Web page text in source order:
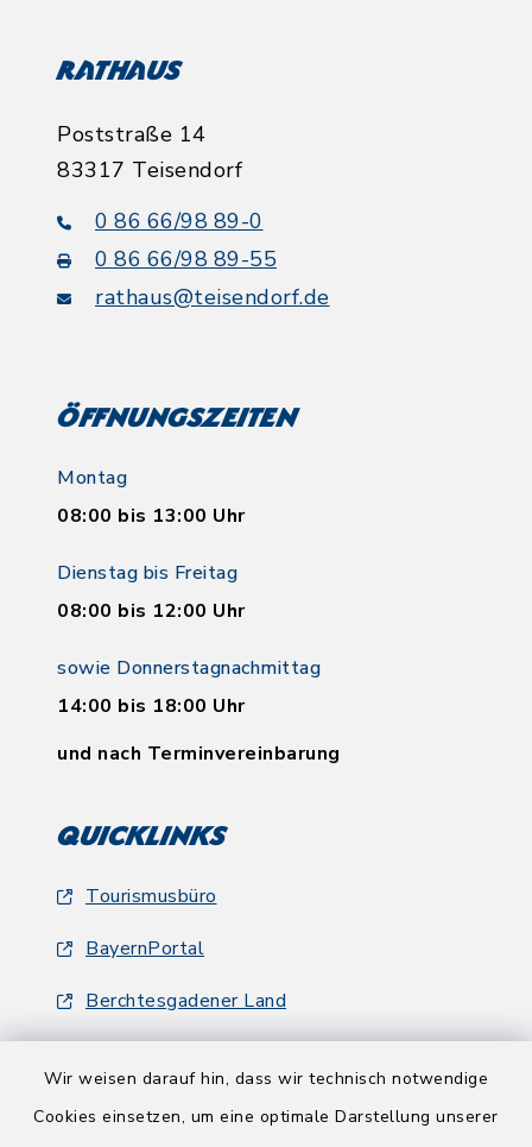
Wir weisen darauf hin, dass wir technisch notwendige
Cookies einsetzen, um eine optimale Darstellung unserer
Rathaus
Poststraße 14
83317 Teisendorf
0 86 66/98 89-0
0 86 66/98 89-55
rathaus@teisendorf.de
Öffnungszeiten
Montag
08:00 bis 13:00 Uhr
Dienstag bis Freitag
08:00 bis 12:00 Uhr
sowie Donnerstagnachmittag
14:00 bis 18:00 Uhr
und nach Terminvereinbarung
Quicklinks
Tourismusbüro
BayernPortal
Berchtesgadener Land